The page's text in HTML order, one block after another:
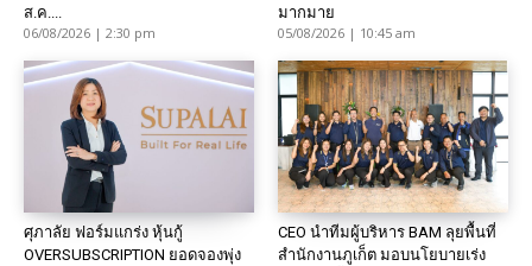
ส.ค....
06/08/2026 | 2:30 pm
มากมาย
05/08/2026 | 10:45 am
ศุภาลัย ฟอร์มแกร่ง หุ้นกู้
OVERSUBSCRIPTION ยอดจองพุ่ง
CEO นำทีมผู้บริหาร BAM ลุยพื้นที่
สำนักงานภูเก็ต มอบนโยบายเร่ง